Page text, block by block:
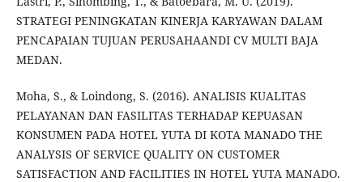
STRATEGI PENINGKATAN KINERJA KARYAWAN DALAM
PENCAPAIAN TUJUAN PERUSAHAANDI CV MULTI BAJA
MEDAN.
Moha, S., & Loindong, S. (2016). ANALISIS KUALITAS
PELAYANAN DAN FASILITAS TERHADAP KEPUASAN
KONSUMEN PADA HOTEL YUTA DI KOTA MANADO THE
ANALYSIS OF SERVICE QUALITY ON CUSTOMER
SATISFACTION AND FACILITIES IN HOTEL YUTA MANADO.